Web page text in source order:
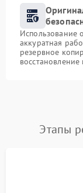
Использование
аккуратная
резервное
Этапы